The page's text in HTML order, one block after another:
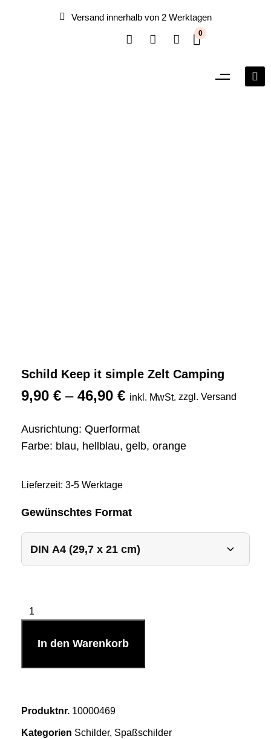
Versand innerhalb von 2 Werktagen
0
Schild Keep it simple Zelt Camping
9,90 € – 46,90 € inkl. MwSt. zzgl. Versand
Ausrichtung: Querformat
Farbe: blau, hellblau, gelb, orange
Lieferzeit: 3-5 Werktage
Gewünschtes Format
In den Warenkorb
Produktnr. 10000469
Kategorien Schilder, Spaßschilder